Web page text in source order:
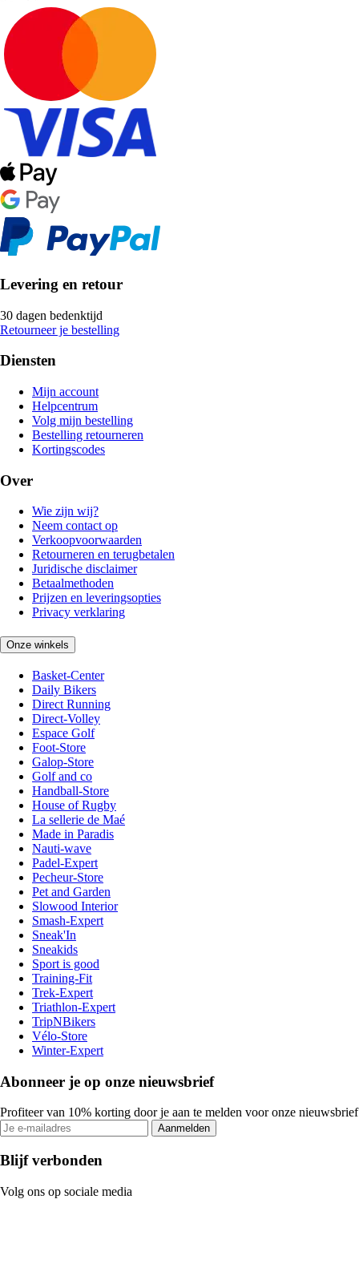
Levering en retour
30 dagen bedenktijd
Retourneer je bestelling
Diensten
Mijn account
Helpcentrum
Volg mijn bestelling
Bestelling retourneren
Kortingscodes
Over
Wie zijn wij?
Neem contact op
Verkoopvoorwaarden
Retourneren en terugbetalen
Juridische disclaimer
Betaalmethoden
Prijzen en leveringsopties
Privacy verklaring
Onze winkels
Basket-Center
Daily Bikers
Direct Running
Direct-Volley
Espace Golf
Foot-Store
Galop-Store
Golf and co
Handball-Store
House of Rugby
La sellerie de Maé
Made in Paradis
Nauti-wave
Padel-Expert
Pecheur-Store
Pet and Garden
Slowood Interior
Smash-Expert
Sneak'In
Sneakids
Sport is good
Training-Fit
Trek-Expert
Triathlon-Expert
TripNBikers
Vélo-Store
Winter-Expert
Abonneer je op onze nieuwsbrief
Profiteer van 10% korting door je aan te melden voor onze nieuwsbrief
Aanmelden
Blijf verbonden
Volg ons op sociale media